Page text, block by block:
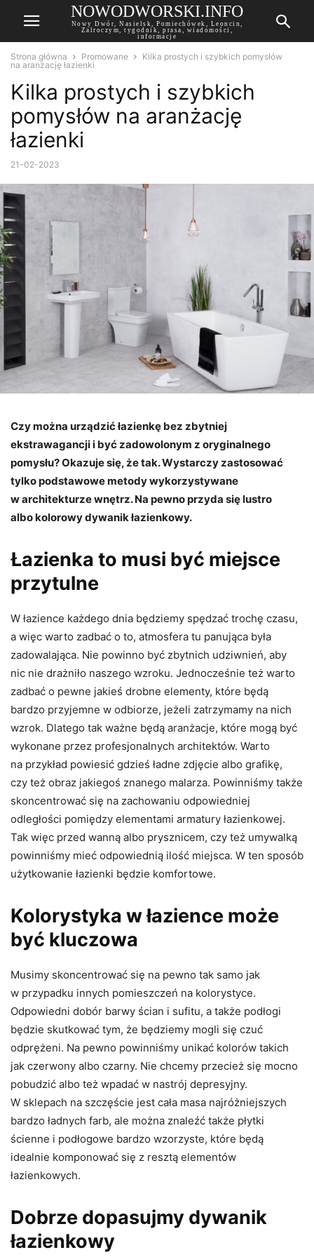
NOWODWORSKI.INFO
Nowy Dwór, Nasielsk, Pomiechówek, Leoncin,
Zalroczym, tygodnik, prasa, wiadomości,
informacje
Strona główna Promowane
Kilka prostych i szybkich pomysłów
na aranżację łazienki
Kilka prostych i szybkich
pomysłów na aranżację
łazienki
21-02-2023
Czy można urządzić łazienkę bez zbytniej
ekstrawagancji i być zadowolonym z oryginalnego
pomysłu? Okazuje się, że tak. Wystarczy zastosować
tylko podstawowe metody wykorzystywane
w architekturze wnętrz. Na pewno przyda się lustro
albo kolorowy dywanik łazienkowy.
Łazienka to musi być miejsce
przytulne
W łazience każdego dnia będziemy spędzać trochę czasu,
a więc warto zadbać o to, atmosfera tu panująca była
zadowalająca. Nie powinno być zbytnich udziwnień, aby
nic nie drażniło naszego wzroku. Jednocześnie też warto
zadbać o pewne jakieś drobne elementy, które będą
bardzo przyjemne w odbiorze, jeżeli zatrzymamy na nich
wzrok. Dlatego tak ważne będą aranżacje, które mogą być
wykonane przez profesjonalnych architektów. Warto
na przykład powiesić gdzieś ładne zdjęcie albo grafikę,
czy też obraz jakiegoś znanego malarza. Powinniśmy także
skoncentrować się na zachowaniu odpowiedniej
odległości pomiędzy elementami armatury łazienkowej.
Tak więc przed wanną albo prysznicem, czy też umywalką
powinniśmy mieć odpowiednią ilość miejsca. W ten sposób
użytkowanie łazienki będzie komfortowe.
Kolorystyka w łazience może
być kluczowa
Musimy skoncentrować się na pewno tak samo jak
w przypadku innych pomieszczeń na kolorystyce.
Odpowiedni dobór barwy ścian i sufitu, a także podłogi
będzie skutkować tym, że będziemy mogli się czuć
odprężeni. Na pewno powinniśmy unikać kolorów takich
jak czerwony albo czarny. Nie chcemy przecież się mocno
pobudzić albo też wpadać w nastrój depresyjny.
W sklepach na szczęście jest cała masa najróżniejszych
bardzo ładnych farb, ale można znaleźć także płytki
ścienne i podłogowe bardzo wzorzyste, które będą
idealnie komponować się z resztą elementów
łazienkowych.
Dobrze dopasujmy dywanik
łazienkowy